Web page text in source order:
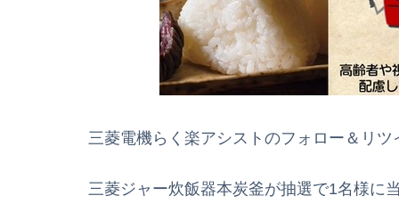
三菱電機らく楽アシストのフォロー＆リ
三菱ジャー炊飯器本炭釜が抽選で1名様に